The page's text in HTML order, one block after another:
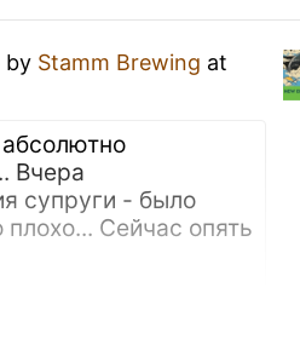
by Stamm Brewing at
Вчера
супруги - было
Сейчас опять